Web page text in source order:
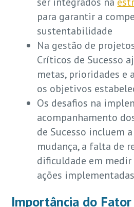
para garantir a
sustentabilidade
Na gestão de
Críticos de Sucesso
metas, prioridades e
os objetivos
Os desafios na
acompanhamento
de Sucesso incluem
mudança, a falta de
dificuldade em
ações implementadas
Importância do